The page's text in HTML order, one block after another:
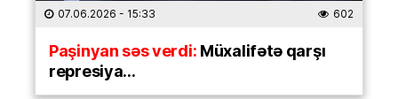
07.06.2026 - 15:33 602
Paşinyan səs verdi:Müxalifətə qarşı
represiya…